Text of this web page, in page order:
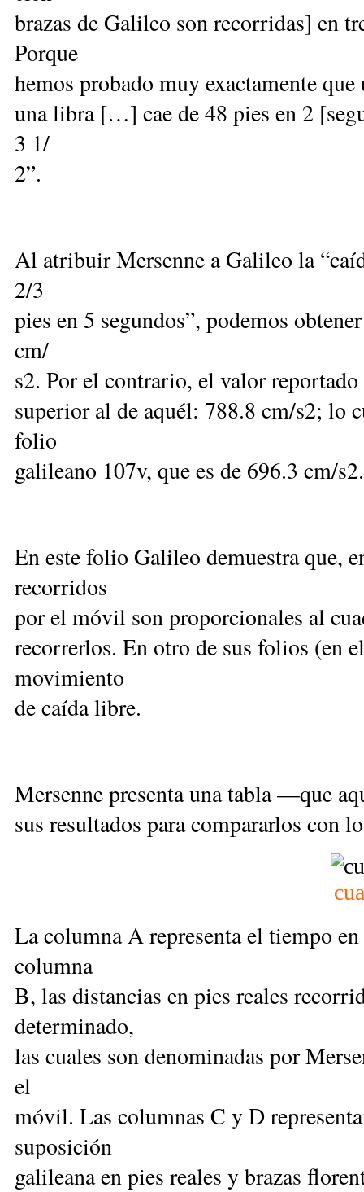
brazas de Galileo son recorridas] en
Porque
hemos probado muy exactamente
una libra […] cae de 48 pies en 2
3 1/
2”.
Al atribuir Mersenne a Galileo la
2/3
pies en 5 segundos”, podemos
cm/
s2. Por el contrario, el valor
superior al de aquél: 788.8 cm/s2; lo
folio
galileano 107v, que es de 696.3 cm/s2.
En este folio Galileo demuestra que,
recorridos
por el móvil son proporcionales al
recorrerlos. En otro de sus folios (en
movimiento
de caída libre.
Mersenne presenta una tabla —que
sus resultados para compararlos con
La columna A representa el tiempo
columna
B, las distancias en pies reales
determinado,
las cuales son denominadas por
el
móvil. Las columnas C y D
suposición
galileana en pies reales y brazas